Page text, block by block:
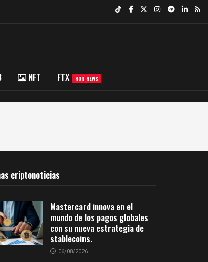
NFT FTX HOT NEWS
criptonoticias
Mastercard innova en el
mundo de los pagos globales
con su nueva estrategia de
stablecoins.
06/08/2026